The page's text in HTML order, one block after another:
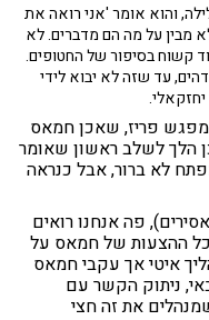
והוא אומר 'אני רואה את
מבין על מה הם מדברים. לא
קשוח בסיפור של החטופים.
עד שזה לא יבוא לידי
פריז, שאכן חמאס
הלך לשלב ראשון שאומר
לא ברור, אבל כנראה
דרשו בהתחלה חטוף אחד ל־150 (אסירים), פה אנחנו רואים
ההצעות של חמאס על
איטי אך עקבי חמאס
ניתוק הקשר עם
את זה חצי